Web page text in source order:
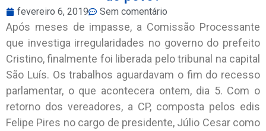
fevereiro 6, 2019 Sem comentário
Após meses de impasse, a Comissão Processante
que investiga irregularidades no governo do prefeito
Cristino, finalmente foi liberada pelo tribunal na capital
São Luís. Os trabalhos aguardavam o fim do recesso
parlamentar, o que acontecera ontem, dia 5. Com o
retorno dos vereadores, a CP, composta pelos edis
Felipe Pires no cargo de presidente, Júlio Cesar como